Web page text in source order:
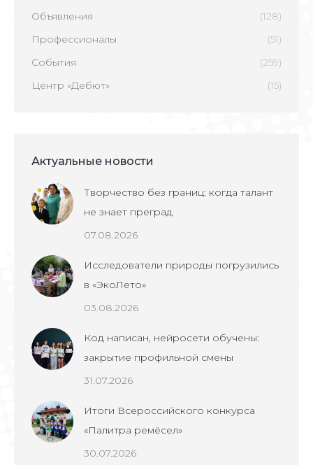
Объявления
(128)
Профессионалы
(51)
События
(259)
Центр «Дебют»
(15)
Актуальные новости
Творчество без границ: когда талант
не знает преград
07.08.2026
Исследователи природы погрузились
в «ЭкоЛето»
03.08.2026
Код написан, нейросети обучены:
закрытие профильной смены
31.07.2026
Итоги Всероссийского конкурса
«Палитра ремёсел»
30.07.2026